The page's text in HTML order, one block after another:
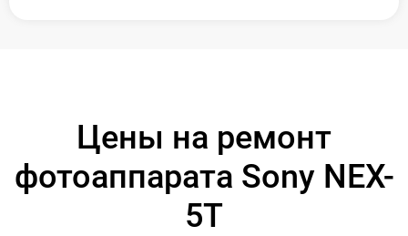
Цены на ремонт
фотоаппарата Sony NEX-
5T